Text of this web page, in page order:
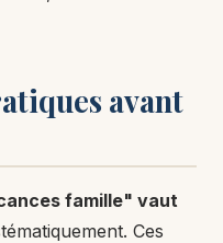
avant
famille" vaut
Ces